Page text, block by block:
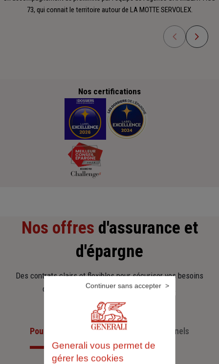
73, qui connait le territoire autour de LA MOTTE SERVOLEX.
Nos certifications
Nos offres d'assurance et
d'épargne
Des contrats clairs et flexibles pour sécuriser vos besoins
d’aujourd’hui et anticiper ceux de demain.
Pour les particuliersPour les professionnels
Generali vous permet de
gérer les cookies
Continuer sans accepter